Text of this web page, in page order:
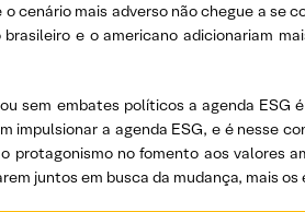
o cenário mais adverso não chegue a se
brasileiro e o americano adicionariam
sem embates políticos a agenda ESG
impulsionar a agenda ESG, e é nesse
protagonismo no fomento aos valores
juntos em busca da mudança, mais os